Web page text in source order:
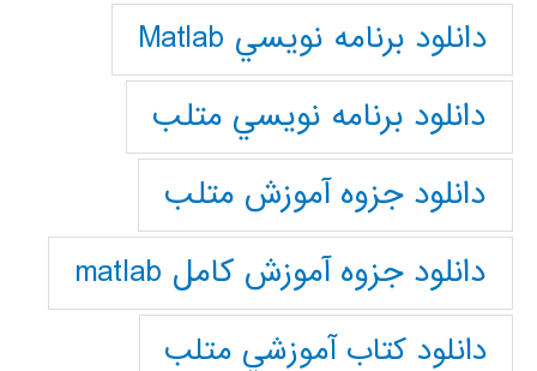
دانلود برنامه نويسي Matlab
دانلود برنامه نويسي متلب
دانلود جزوه آموزش متلب
دانلود جزوه آموزش کامل matlab
دانلود كتاب آموزشي متلب